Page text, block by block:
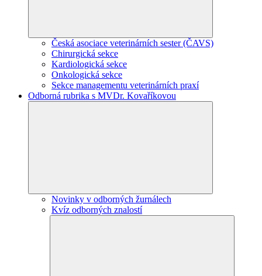
Česká asociace veterinárních sester (ČAVS)
Chirurgická sekce
Kardiologická sekce
Onkologická sekce
Sekce managementu veterinárních praxí
Odborná rubrika s MVDr. Kovaříkovou
Novinky v odborných žurnálech
Kvíz odborných znalostí